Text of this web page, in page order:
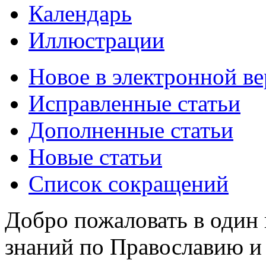
Календарь
Иллюстрации
Новое в электронной
Исправленные статьи
Дополненные статьи
Новые статьи
Список сокращений
Добро пожаловать в
знаний по Православию